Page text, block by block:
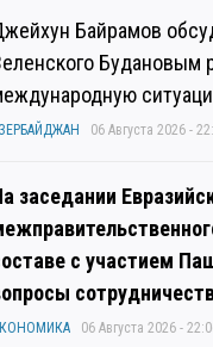
Байрамов
Будановым
06 Августа 2026 -
заседании
с участием
06 Августа 2026 -